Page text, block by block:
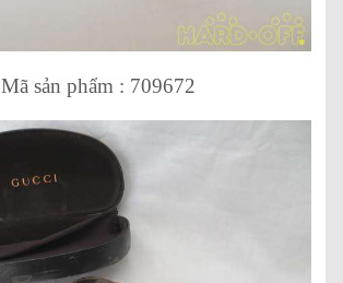
Mã sản phẩm : 709672